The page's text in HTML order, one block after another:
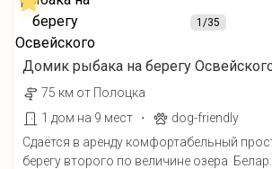
1/35
Домик рыбака на берегу
75 км от Полоцка
1 дом на 9 мест
·
dog-friendly
Сдаётся в аренду комфортабельный
берегу второго по величине озера Белар...